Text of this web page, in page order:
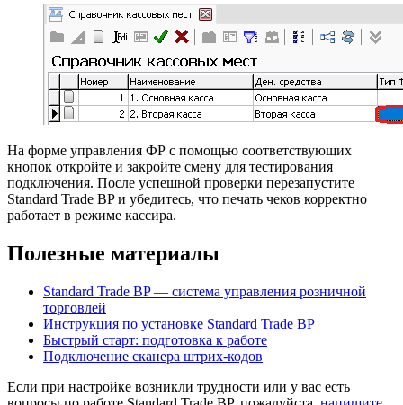
На форме управления ФР с помощью соответствующих
кнопок откройте и закройте смену для тестирования
подключения. После успешной проверки перезапустите
Standard Trade BP и убедитесь, что печать чеков корректно
работает в режиме кассира.
Полезные материалы
Standard Trade BP — система управления розничной
торговлей
Инструкция по установке Standard Trade BP
Быстрый старт: подготовка к работе
Подключение сканера штрих-кодов
Если при настройке возникли трудности или у вас есть